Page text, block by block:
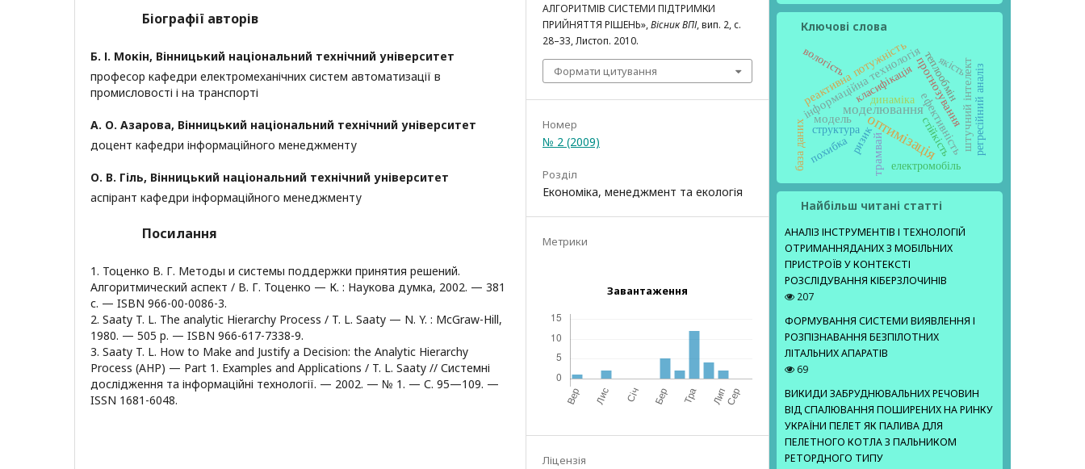
Біографії авторів
Б. І. Мокін, Вінницький національний технічний університет
професор кафедри електромеханічних систем автоматизації в
промисловості і на транспорті
А. О. Азарова, Вінницький національний технічний університет
доцент кафедри інформаційного менеджменту
О. В. Гіль, Вінницький національний технічний університет
аспірант кафедри інформаційного менеджменту
Посилання
1. Тоценко В. Г. Методы и системы поддержки принятия решений.
Алгоритмический аспект / В. Г. Тоценко — К. : Наукова думка, 2002. — 381
с. — ISBN 966-00-0086-3.
2. Saaty T. L. The analytic Hierarchy Process / T. L. Saaty — N. Y. : McGraw-Hill,
1980. — 505 p. — ISBN 966-617-7338-9.
3. Saaty T. L. How to Make and Justify a Decision: the Analytic Hierarchy
Process (AHP) — Part 1. Examples and Applications / T. L. Saaty // Системні
дослідження та інформаційні технології. — 2002. — № 1. — С. 95—109. —
ISSN 1681-6048.
АЛГОРИТМІВ СИСТЕМИ ПІДТРИМКИ
ПРИЙНЯТТЯ РІШЕНЬ»,Вісник ВПІ, вип. 2, с.
28–33, Листоп. 2010.
Формати цитування
Номер
№ 2 (2009)
Розділ
Економіка, менеджмент та екологія
Метрики
Завантаження
Ліцензія
Ключові слова
оптимізація
моделювання
інформаційна технологія
реактивна потужність
ефективність
модель прогнозуванняштучний інтелект
трамвай
вологість
ризик
теплообмін
структура стійкість регресійний аналіз
якість
класифікація
база даних
динаміка
електромобіль
похибка
Найбільш читані статті
АНАЛІЗ ІНСТРУМЕНТІВ І ТЕХНОЛОГІЙ
ОТРИМАННЯДАНИХ З МОБІЛЬНИХ
ПРИСТРОЇВ У КОНТЕКСТІ
РОЗСЛІДУВАННЯ КІБЕРЗЛОЧИНІВ
207
ФОРМУВАННЯ СИСТЕМИ ВИЯВЛЕННЯ І
РОЗПІЗНАВАННЯ БЕЗПІЛОТНИХ
ЛІТАЛЬНИХ АПАРАТІВ
69
ВИКИДИ ЗАБРУДНЮВАЛЬНИХ РЕЧОВИН
ВІД СПАЛЮВАННЯ ПОШИРЕНИХ НА РИНКУ
УКРАЇНИ ПЕЛЕТ ЯК ПАЛИВА ДЛЯ
ПЕЛЕТНОГО КОТЛА З ПАЛЬНИКОМ
РЕТОРДНОГО ТИПУ